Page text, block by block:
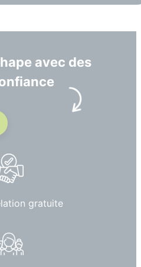
avec des
gratuite